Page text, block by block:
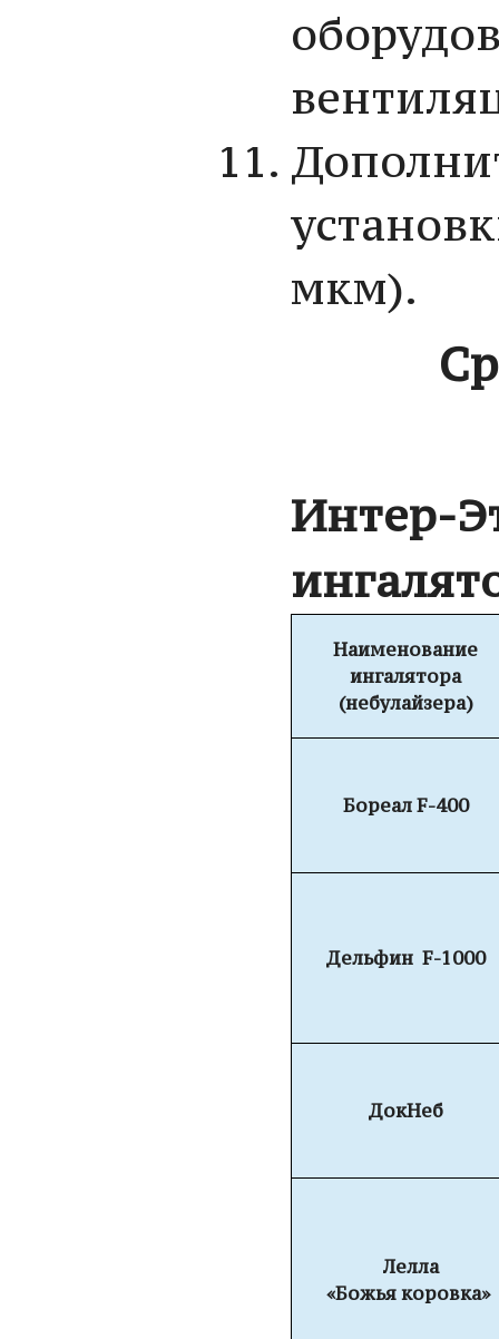
мкм).
Интер-
Наименование
ингалятора
(небулайзера)
БореалF-400
Дельфин F-1000
ДокНеб
Лелла
«Божья коровка»